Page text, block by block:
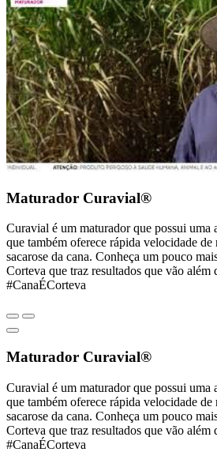
Maturador Curavial®
Curavial é um maturador que possui uma
que também oferece rápida velocidade de
sacarose da cana. Conheça um pouco
Corteva que traz resultados que vão além
#CanaÉCorteva
Maturador Curavial®
Curavial é um maturador que possui uma
que também oferece rápida velocidade de
sacarose da cana. Conheça um pouco
Corteva que traz resultados que vão além
#CanaÉCorteva